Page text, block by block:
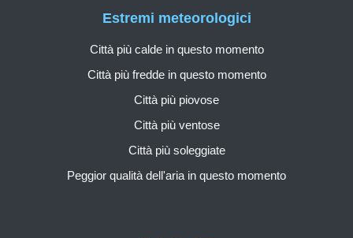
Estremi meteorologici
Città più calde in questo momento
Città più fredde in questo momento
Città più piovose
Città più ventose
Città più soleggiate
Peggior qualità dell'aria in questo momento